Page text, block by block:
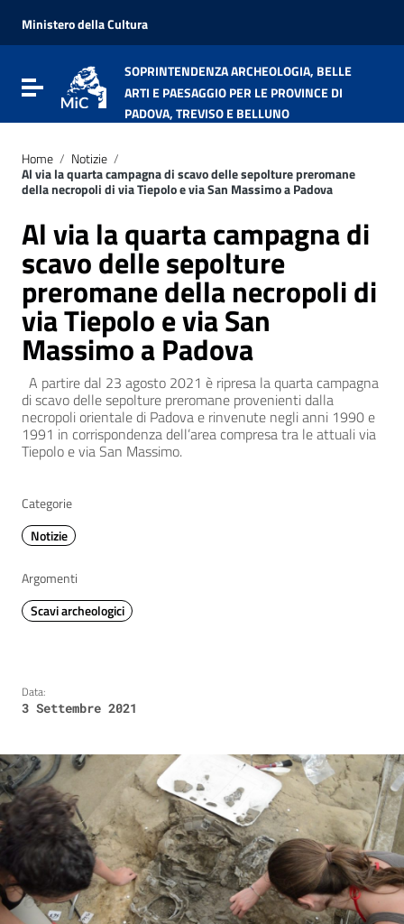
Vai al menu di navigazione
Vai al footer
Ministero della Cultura
Attiva / disattiva la navigazione
SOPRINTENDENZA ARCHEOLOGIA, BELLE
ARTI E PAESAGGIO PER LE PROVINCE DI
PADOVA, TREVISO E BELLUNO
Home / Notizie /
Al via la quarta campagna di scavo delle sepolture preromane
della necropoli di via Tiepolo e via San Massimo a Padova
Al via la quarta campagna di
scavo delle sepolture
preromane della necropoli di
via Tiepolo e via San
Massimo a Padova
A partire dal 23 agosto 2021 è ripresa la quarta campagna
di scavo delle sepolture preromane provenienti dalla
necropoli orientale di Padova e rinvenute negli anni 1990 e
1991 in corrispondenza dell’area compresa tra le attuali via
Tiepolo e via San Massimo.
Categorie
Notizie
Argomenti
Scavi archeologici
Data:
3 Settembre 2021